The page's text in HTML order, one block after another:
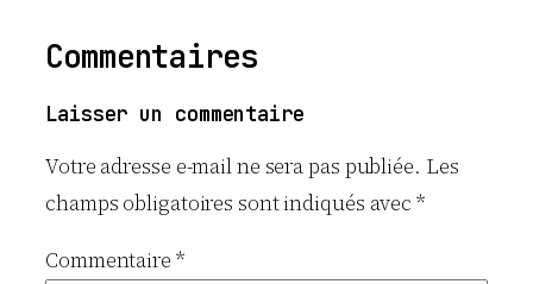
Commentaires
Laisser un commentaire
Votre adresse e-mail ne sera pas publiée. Les
champs obligatoires sont indiqués avec*
Commentaire *